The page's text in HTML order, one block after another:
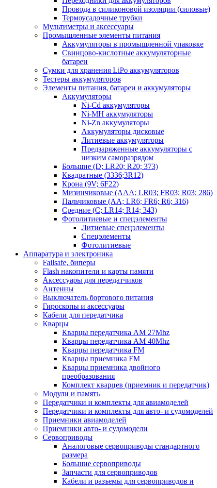
Провода в силиконовой изоляции (силовые)
Термоусадочные трубки
Мультиметры и аксессуары
Промышленные элементы питания
Аккумуляторы в промышленной упаковке
Свинцово-кислотные аккумуляторные
батареи
Сумки для хранения LiPo аккумуляторов
Тестеры аккумуляторов
Элементы питания, батареи и аккумуляторы
Аккумуляторы
Ni-Cd аккумуляторы
Ni-MH аккумуляторы
Ni-Zn аккумуляторы
Аккумуляторы дисковые
Литиевые аккумуляторы
Предзаряженные аккумуляторы с
низким саморазрядом
Большие (D; LR20; R20; 373)
Квадратные (3336;3R12)
Крона (9V; 6F22)
Мизинчиковые (AAA; LR03; FR03; R03; 286)
Пальчиковые (AA; LR6; FR6; R6; 316)
Средние (C; LR14; R14; 343)
Фотолитиевые и спецэлементы
Литиевые спецэлементы
Спецэлементы
Фотолитиевые
Аппаратура и электроника
Failsafe, биперы
Flash накопители и карты памяти
Аксессуары для передатчиков
Антенны
Выключатель бортового питания
Гироскопы и аксессуары
Кабели для передатчика
Кварцы
Кварцы передатчика AM 27Mhz
Кварцы передатчика AM 40Mhz
Кварцы передатчика FM
Кварцы приемника FM
Кварцы приемника двойного
преобразования
Комплект кварцев (приемник и передатчик)
Модули и память
Передатчики и комплекты для авиамоделей
Передатчики и комплекты для авто- и судомоделей
Приемники авиамоделей
Приемники авто- и судомодели
Сервоприводы
Аналоговые сервоприводы стандартного
размера
Большие сервоприводы
Запчасти для сервоприводов
Кабели и разъемы для сервоприводов и